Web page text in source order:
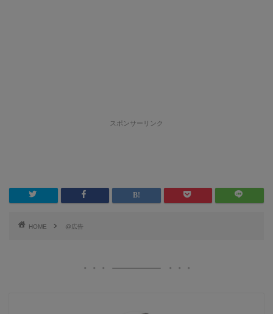
スポンサーリンク
HOME @広告